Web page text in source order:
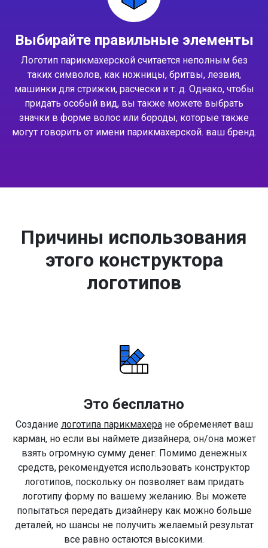
Выбирайте правильные элементы
Логотип парикмахерской считается неполным без
таких символов, как ножницы, бритвы, лезвия,
машинки для стрижки, расчески и т. д. Однако, чтобы
придать особый вид, вы также можете выбрать
значки в форме волос или бороды, которые также
могут говорить от имени парикмахерской. ваш бренд.
Причины использования
этого конструктора
логотипов
Это бесплатно
Создание логотипа парикмахеране обременяет ваш
карман, но если вы наймете дизайнера, он/она может
взять огромную сумму денег. Помимо денежных
средств, рекомендуется использовать конструктор
логотипов, поскольку он позволяет вам придать
логотипу форму по вашему желанию. Вы можете
попытаться передать дизайнеру как можно больше
деталей, но шансы не получить желаемый результат
все равно остаются высокими.